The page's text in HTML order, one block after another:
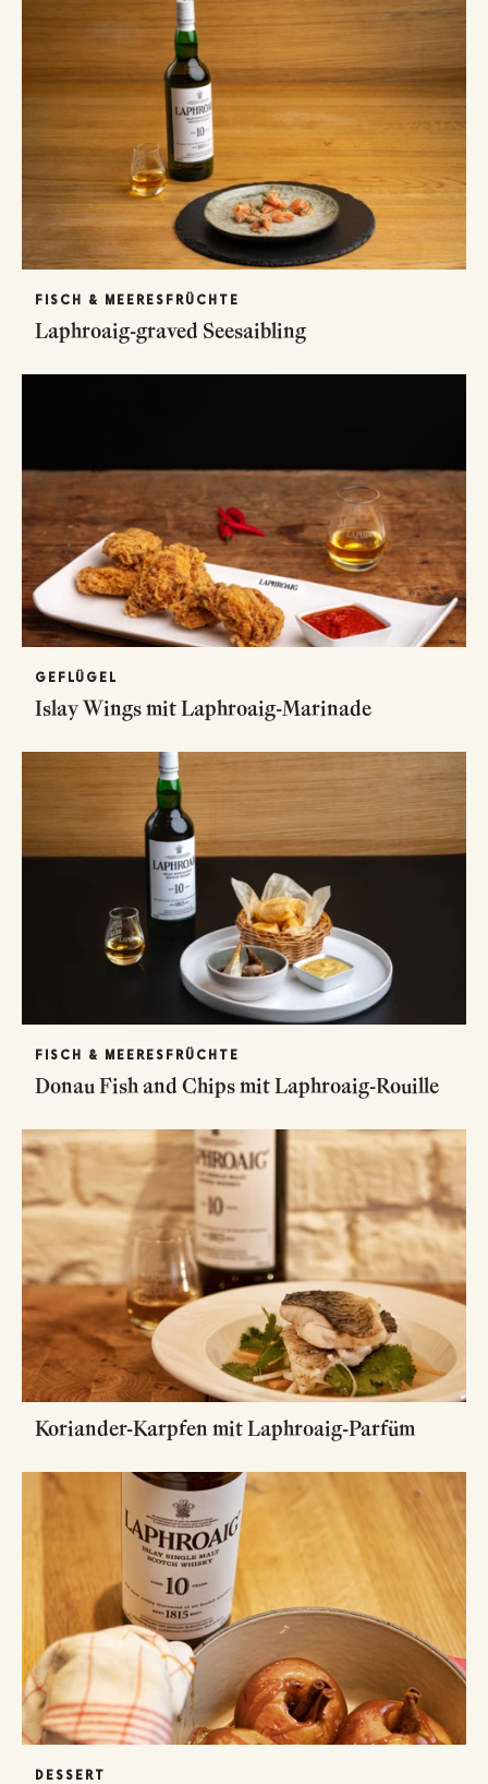
FISCH & MEERESFRÜCHTE
Laphroaig-graved Seesaibling
GEFLÜGEL
Islay Wings mit Laphroaig-Marinade
FISCH & MEERESFRÜCHTE
Donau Fish and Chips mit Laphroaig-Rouille
Koriander-Karpfen mit Laphroaig-Parfüm
DESSERT